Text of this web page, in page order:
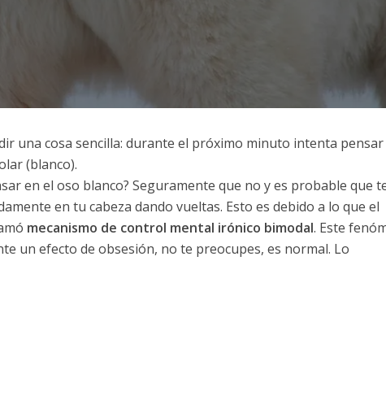
una cosa sencilla: durante el próximo minuto intenta pensar
(blanco).
en el oso blanco? Seguramente que no y es probable que
en tu cabeza dando vueltas. Esto es debido a lo que el
mecanismo de control mental irónico bimodal. Este
un efecto de obsesión, no te preocupes, es normal. Lo